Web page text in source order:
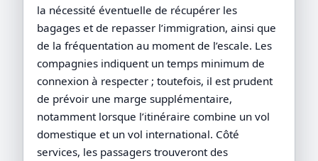
la nécessité éventuelle de récupérer les
bagages et de repasser l’immigration, ainsi que
de la fréquentation au moment de l’escale. Les
compagnies indiquent un temps minimum de
connexion à respecter ; toutefois, il est prudent
de prévoir une marge supplémentaire,
notamment lorsque l’itinéraire combine un vol
domestique et un vol international. Côté
services, les passagers trouveront des